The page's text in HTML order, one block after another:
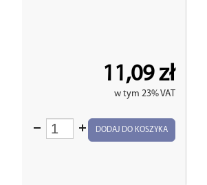
11,09 zł
w tym 23% VAT
Wprowadź
ilość
DODAJ DO KOSZYKA